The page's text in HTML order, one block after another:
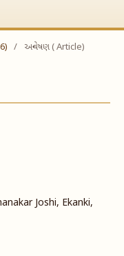
/ અન્વેષણ ( Article)
Joshi, Ekanki,